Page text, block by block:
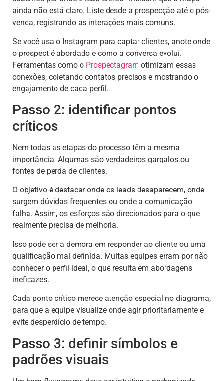
ainda não está claro. Liste desde a prospecção até o pós-
venda, registrando as interações mais comuns.
Se você usa o Instagram para captar clientes, anote onde
o prospect é abordado e como a conversa evolui.
Ferramentas como o Prospectagram otimizam essas
conexões, coletando contatos precisos e mostrando o
engajamento de cada perfil.
Passo 2: identificar pontos
críticos
Nem todas as etapas do processo têm a mesma
importância. Algumas são verdadeiros gargalos ou
fontes de perda de clientes.
O objetivo é destacar onde os leads desaparecem, onde
surgem dúvidas frequentes ou onde a comunicação
falha. Assim, os esforços são direcionados para o que
realmente precisa de melhoria.
Isso pode ser a demora em responder ao cliente ou uma
qualificação mal definida. Muitas equipes erram por não
conhecer o perfil ideal, o que resulta em abordagens
ineficazes.
Cada ponto crítico merece atenção especial no diagrama,
para que a equipe visualize onde agir prioritariamente e
evite desperdício de tempo.
Passo 3: definir símbolos e
padrões visuais